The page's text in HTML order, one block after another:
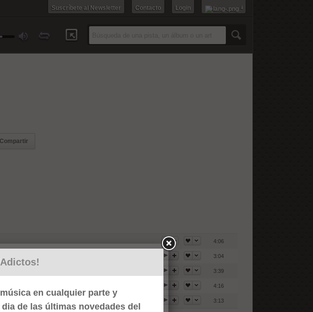
Login
Contacto
Suscríbete al Newsletter
Compartir
4:06
3:04
3:39
4:16
3:13
en cualquier parte y
de las últimas novedades del